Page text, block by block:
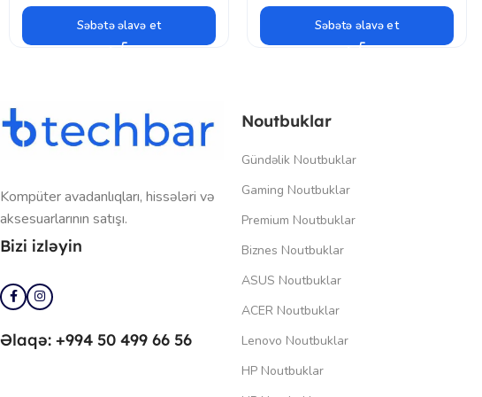
Səbətə əlavə et Səbətə əlavə et
Kompüter avadanlıqları, hissələri və
aksesuarlarının satışı.
Bizi izləyin
Əlaqə: +994 50 499 66 56
Noutbuklar
Gündəlik Noutbuklar
Gaming Noutbuklar
Premium Noutbuklar
Biznes Noutbuklar
ASUS Noutbuklar
ACER Noutbuklar
Lenovo Noutbuklar
HP Noutbuklar